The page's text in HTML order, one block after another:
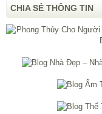
CHIA SẺ THÔNG TIN